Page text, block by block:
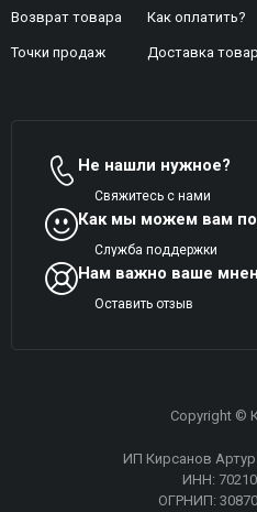
Возврат товара
Точки продаж
Как оплатить?
Доставка
Не нашли нужное?
Свяжитесь с нами
Как мы можем вам
Служба поддержки
Нам важно ваше
Оставить отзыв
Copyright ©
ИП Кирсанов
ИНН:
ОГРНИП: